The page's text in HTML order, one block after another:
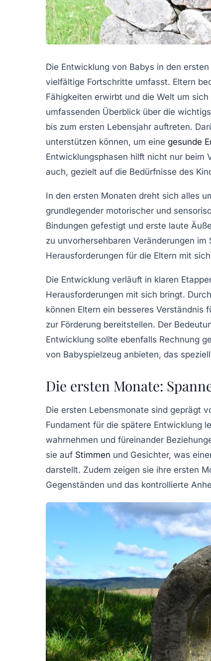
Die Entwicklung von Babys in den
vielfältige Fortschritte umfasst. Eltern
Fähigkeiten erwirbt und die Welt um
umfassenden Überblick über die
bis zum ersten Lebensjahr auftreten.
unterstützen können, um eine gesunde
Entwicklungsphasen hilft nicht nur beim
auch, gezielt auf die Bedürfnisse des
In den ersten Monaten dreht sich alles
grundlegender motorischer und
Bindungen gefestigt und erste laute
zu unvorhersehbaren Veränderungen
Herausforderungen für die Eltern mit
Die Entwicklung verläuft in klaren
Herausforderungen mit sich bringt.
können Eltern ein besseres
zur Förderung bereitstellen. Der
Entwicklung sollte ebenfalls Rechnung
von Babyspielzeug anbieten, das
Die ersten Monate:
Die ersten Lebensmonate sind geprägt
Fundament für die spätere Entwicklung
wahrnehmen und füreinander
sie auf Stimmen und Gesichter, was
darstellt. Zudem zeigen sie ihre ersten
Gegenständen und das kontrollierte